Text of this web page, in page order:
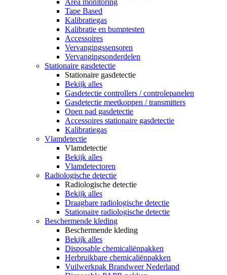
Area monitoring
Tape Based
Kalibratiegas
Kalibratie en bumptesten
Accessoires
Vervangingssensoren
Vervangingsonderdelen
Stationaire gasdetectie
Stationaire gasdetectie
Bekijk alles
Gasdetectie controllers / controlepanelen
Gasdetectie meetkoppen / transmitters
Open pad gasdetectie
Accessoires stationaire gasdetectie
Kalibratiegas
Vlamdetectie
Vlamdetectie
Bekijk alles
Vlamdetectoren
Radiologische detectie
Radiologische detectie
Bekijk alles
Draagbare radiologische detectie
Stationaire radiologische detectie
Beschermende kleding
Beschermende kleding
Bekijk alles
Disposable chemicaliënpakken
Herbruikbare chemicaliënpakken
Vuilwerkpak Brandweer Nederland